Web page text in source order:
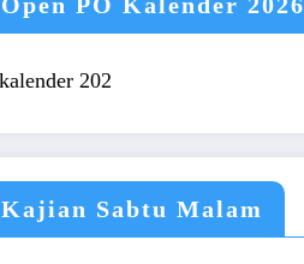
Kajian Sabtu Malam